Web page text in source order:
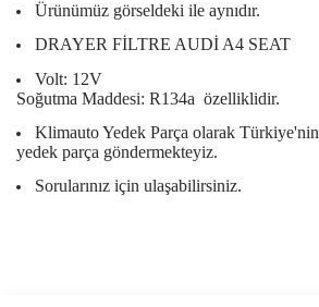
Ürünümüz görseldeki ile aynıdır.
DRAYER FİLTRE AUDİ A4 SEAT
Volt: 12V
Soğutma Maddesi: R134a özelliklidir.
Klimauto Yedek Parça olarak Türkiye'nin
yedek parça göndermekteyiz.
Sorularınız için ulaşabilirsiniz.